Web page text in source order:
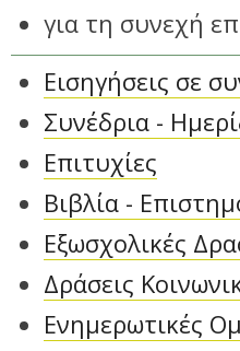
για τη συνεχή
Εισηγήσεις σε
Συνέδρια -
Επιτυχίες
Βιβλία -
Εξωσχολικές
Δράσεις
Ενημερωτικές